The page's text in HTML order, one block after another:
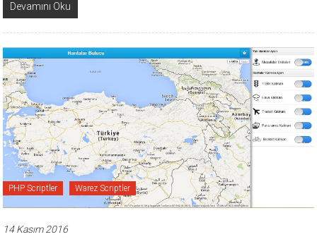
Devamını Oku
PHP Scriptler Warez Scriptler
14 Kasım 2016